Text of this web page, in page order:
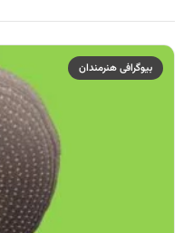
بیوگرافی هنرمندان